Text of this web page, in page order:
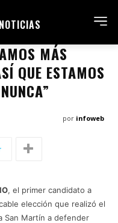
NOTICIAS
MÁS
QUE ESTAMOS
por infoweb
, el primer candidato a
elección que realizó el
San Martín a defender